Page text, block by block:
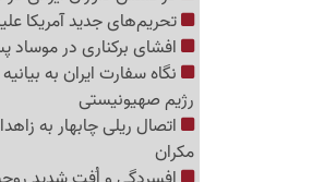
تحریم‌های جدید آمریکا
افشای برکناری در
نگاه سفارت ایران به
رژیم صهیونیستی
اتصال ریلی چابهار به
مکران